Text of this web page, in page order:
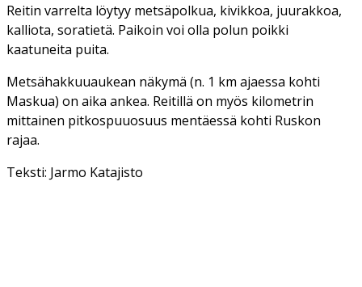
Reitin varrelta löytyy metsäpolkua, kivikkoa, juurakkoa,
kalliota, soratietä. Paikoin voi olla polun poikki
kaatuneita puita.
Metsähakkuuaukean näkymä (n. 1 km ajaessa kohti
Maskua) on aika ankea. Reitillä on myös kilometrin
mittainen pitkospuuosuus mentäessä kohti Ruskon
rajaa.
Teksti: Jarmo Katajisto